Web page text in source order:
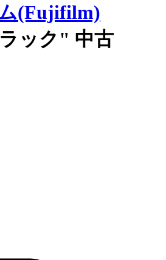
(Fujifilm)
ック" 中古